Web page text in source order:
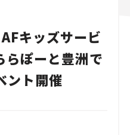
キッズサービ
らぽーと豊洲で
ント開催